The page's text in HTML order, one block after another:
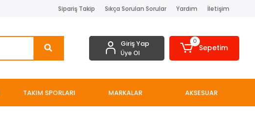
Sipariş Takip Sıkça Sorulan Sorular Yardım İletişim
Giriş Yap
Üye Ol
0
Sepetim
TAKIM SPORLARI MARKALAR AKSESUAR